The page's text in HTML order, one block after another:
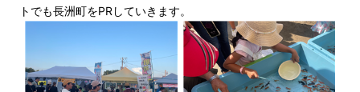
トでも長洲町をPRしていきます。